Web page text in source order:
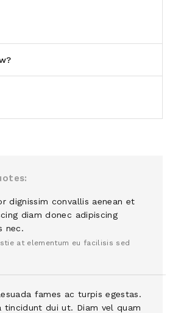
dignissim convallis aenean et
diam donec adipiscing
nec.
at elementum eu facilisis sed
fames ac turpis egestas.
tincidunt dui ut. Diam vel quam